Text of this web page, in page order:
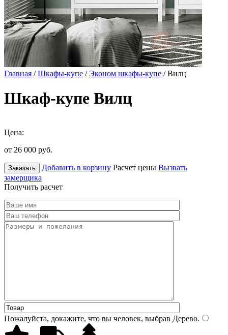
Главная /Шкафы-купе /Эконом шкафы-купе / Вилц
Шкаф-купе Вилц
Цена:
от 26 000 руб.
Заказать Добавить в корзину Расчет цены Вызвать
замерщика
Получить расчет
Пожалуйста, докажите, что вы человек, выбрав Дерево.